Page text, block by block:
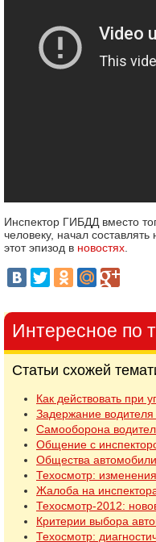
Инспектор ГИБДД вместо
человеку, начал
этот эпизод в новостях
Интересное по
Статьи схожей
Как действовать при
Задержание
Самооборона
Общение с
Общества
Техосмотр:
Жалоба на
Техосмотр-2012:
Критерии выбора
Техосмотр: